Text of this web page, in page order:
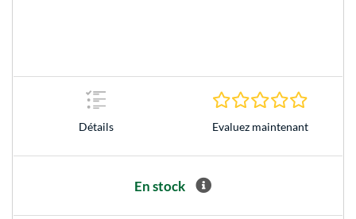
Détails Evaluez maintenant
En stock